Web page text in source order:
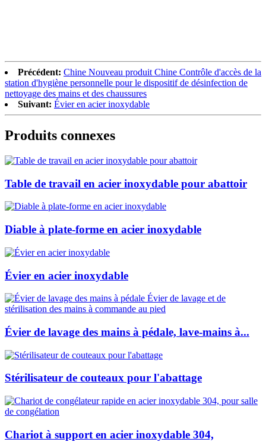
Précédent: Chine Nouveau produit Chine Contrôle d'accès de la
station d'hygiène personnelle pour le dispositif de désinfection de
nettoyage des mains et des chaussures
Suivant: Évier en acier inoxydable
Produits connexes
Table de travail en acier inoxydable pour abattoir
Diable à plate-forme en acier inoxydable
Évier en acier inoxydable
Évier de lavage des mains à pédale, lave-mains à...
Stérilisateur de couteaux pour l'abattage
Chariot à support en acier inoxydable 304,